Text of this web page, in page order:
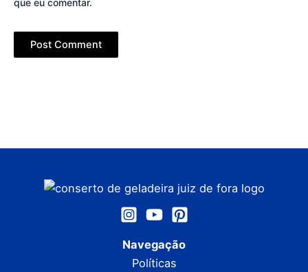
que eu comentar.
Navegação
Políticas